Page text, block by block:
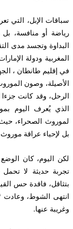
الإبل، التي
أو منافسة، بل
وتجسد مدى
ودولة
إقليم طانطان ،
وصون الموروث
وقد كانت جزءا
يُعرف اليوم
الصحراء، حيث
لإحياء عراقة موروث
اليوم، كان الوضع
حديثة لا تحمل
فاقدة حس
الشوط، وعادت
عنها.